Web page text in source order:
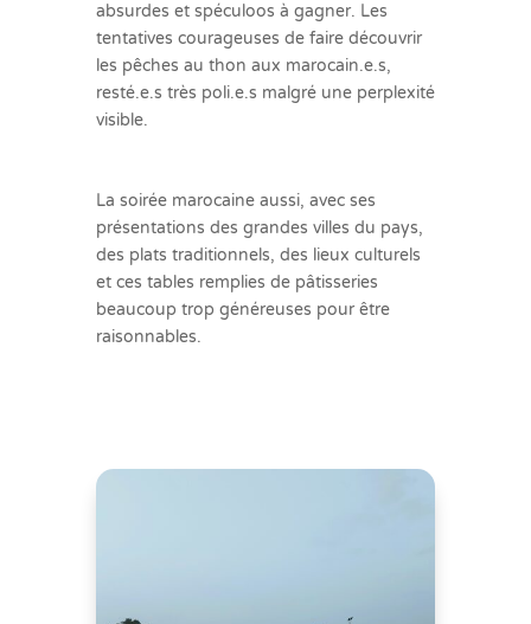
absurdes et spéculoos à gagner. Les
tentatives courageuses de faire découvrir
les pêches au thon aux marocain.e.s,
resté.e.s très poli.e.s malgré une perplexité
visible.
La soirée marocaine aussi, avec ses
présentations des grandes villes du pays,
des plats traditionnels, des lieux culturels
et ces tables remplies de pâtisseries
beaucoup trop généreuses pour être
raisonnables.